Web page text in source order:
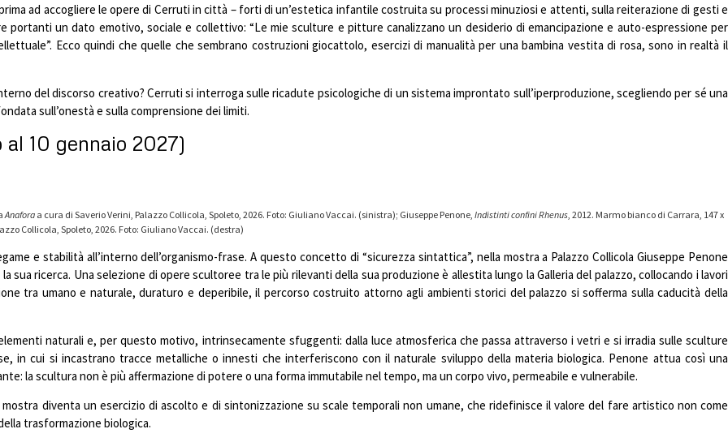
ad accogliere le opere di Cerruti in città – forti di un’estetica infantile costruita su processi minuziosi e attenti, sulla reiterazione di gesti e
portanti un dato emotivo, sociale e collettivo: “Le mie sculture e pitture canalizzano un desiderio di emancipazione e auto-espressione per
Ecco quindi che quelle che sembrano costruzioni giocattolo, esercizi di manualità per una bambina vestita di rosa, sono in realtà il
del discorso creativo? Cerruti si interroga sulle ricadute psicologiche di un sistema improntato sull’iperproduzione, scegliendo per sé una
sull’onestà e sulla comprensione dei limiti.
10 gennaio 2027)
Anafora a cura di Saverio Verini, Palazzo Collicola, Spoleto, 2026. Foto: Giuliano Vaccai. (sinistra); Giuseppe Penone, Indistinti confini Rhenus, 2012. Marmo bianco di Carrara, 147 x
Collicola, Spoleto, 2026. Foto: Giuliano Vaccai. (destra)
e stabilità all’interno dell’organismo-frase. A questo concetto di “sicurezza sintattica”, nella mostra a Palazzo Collicola Giuseppe Penone
ricerca. Una selezione di opere scultoree tra le più rilevanti della sua produzione è allestita lungo la Galleria del palazzo, collocando i lavori
tra umano e naturale, duraturo e deperibile, il percorso costruito attorno agli ambienti storici del palazzo si sofferma sulla caducità della
naturali e, per questo motivo, intrinsecamente sfuggenti: dalla luce atmosferica che passa attraverso i vetri e si irradia sulle sculture
in cui si incastrano tracce metalliche o innesti che interferiscono con il naturale sviluppo della materia biologica. Penone attua così una
la scultura non è più affermazione di potere o una forma immutabile nel tempo, ma un corpo vivo, permeabile e vulnerabile.
diventa un esercizio di ascolto e di sintonizzazione su scale temporali non umane, che ridefinisce il valore del fare artistico non come
trasformazione biologica.